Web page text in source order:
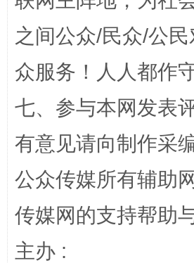
“蜀中异人”王建安的艺术幻境
之间公众/民众/公
众服务！人人都作
七、参与本网发表
有意见请向制作采
公众传媒所有辅助
传媒网的支持帮助
主办 :